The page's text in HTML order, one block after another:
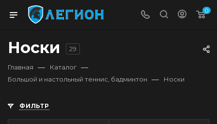
0
Носки 29
Главная — Каталог —
Большой и настольный теннис, бадминтон — Носки
ФИЛЬТР